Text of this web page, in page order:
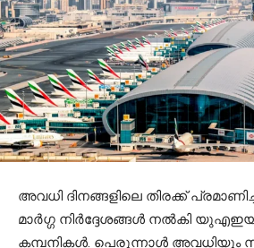
അവധി ദിനങ്ങളിലെ തിരക്ക്
മാര്‍ഗ്ഗ നിര്‍ദ്ദേശങ്ങള്‍ നല്‍കി
കമ്പനികള്‍. പെരുന്നാള്‍